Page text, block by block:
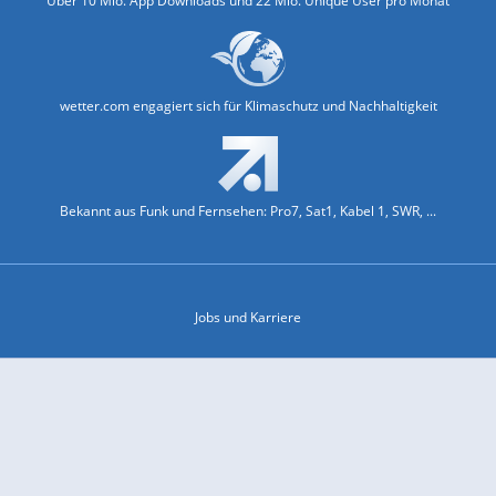
wetter.com engagiert sich für Klimaschutz und Nachhaltigkeit
Bekannt aus Funk und Fernsehen: Pro7, Sat1, Kabel 1, SWR, ...
Jobs und Karriere